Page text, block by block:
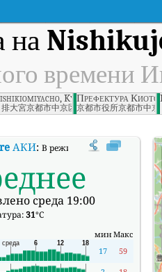
на
времени
Kyoto PrefectureKyoto Prefecture
大宮京都市中京区
Префектура Киото
京都市役所京都市中京
АКИ: В режиме реального
среда 19:00
31°C
минМакс
17
59